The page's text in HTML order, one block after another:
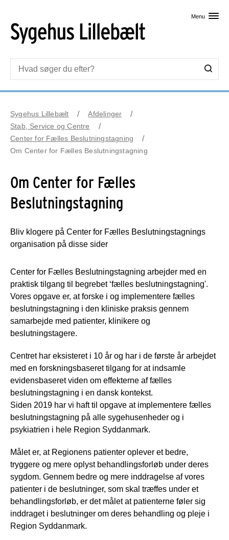
Menu
Sygehus Lillebælt
Afdelinger
Stab, Service og Centre
Center for Fælles Beslutningstagning
Om Center for Fælles Beslutningstagning
Om Center for Fælles
Beslutningstagning
Bliv klogere på Center for Fælles Beslutningstagnings
organisation på disse sider
Center for Fælles Beslutningstagning arbejder med en
praktisk tilgang til begrebet ‘fælles beslutningstagning'.
Vores opgave er, at forske i og implementere fælles
beslutningstagning i den kliniske praksis gennem
samarbejde med patienter, klinikere og
beslutningstagere.
Centret har eksisteret i 10 år og har i de første år arbejdet
med en forskningsbaseret tilgang for at indsamle
evidensbaseret viden om effekterne af fælles
beslutningstagning i en dansk kontekst.
Siden 2019 har vi haft til opgave at implementere fælles
beslutningstagning på alle sygehusenheder og i
psykiatrien i hele Region Syddanmark.
Målet er, at Regionens patienter oplever et bedre,
tryggere og mere oplyst behandlingsforløb under deres
sygdom. Gennem bedre og mere inddragelse af vores
patienter i de beslutninger, som skal træffes under et
behandlingsforløb, er det målet at patienterne føler sig
inddraget i beslutninger om deres behandling og pleje i
Region Syddanmark.